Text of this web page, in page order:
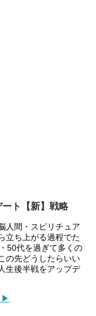
ト【新】戦略
人間・スピリチュア
立ち上がる過程でた
50代を過ぎて多くの
の先どうしたらいい
生後半戦をアップデ
▶